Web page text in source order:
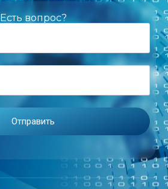
Есть вопрос?